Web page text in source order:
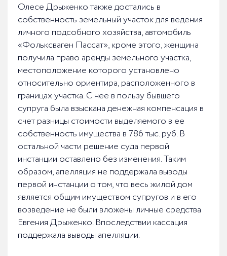
Олесе Дрыженко также достались в
собственность земельный участок для ведения
личного подсобного хозяйства, автомобиль
«Фольксваген Пассат», кроме этого, женщина
получила право аренды земельного участка,
местоположение которого установлено
относительно ориентира, расположенного в
границах участка. С нее в пользу бывшего
супруга была взыскана денежная компенсация в
счет разницы стоимости выделяемого в ее
собственность имущества в 786 тыс. руб. В
остальной части решение суда первой
инстанции оставлено без изменения. Таким
образом, апелляция не поддержала выводы
первой инстанции о том, что весь жилой дом
является общим имуществом супругов и в его
возведение не были вложены личные средства
Евгения Дрыженко. Впоследствии кассация
поддержала выводы апелляции.